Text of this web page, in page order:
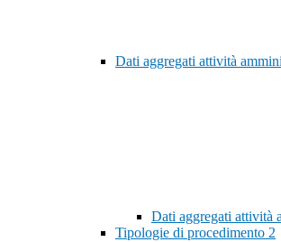
Dati aggregati attività
Dati aggregati attività
Tipologie di procedimento 2